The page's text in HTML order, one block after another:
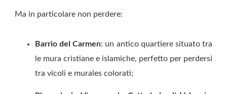
Ma in particolare non perdere:
Barrio del Carmen: un antico quartiere situato tra
le mura cristiane e islamiche, perfetto per perdersi
tra vicoli e murales colorati;